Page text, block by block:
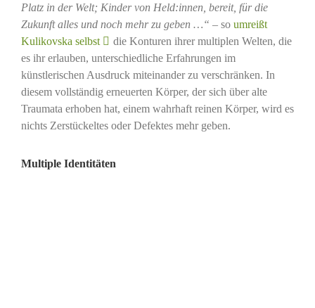
Platz in der Welt; Kinder von Held:innen, bereit, für die
Zukunft alles und noch mehr zu geben …“ – so umreißt
Kulikovska selbst
die Konturen ihrer multiplen Welten, die
es ihr erlauben, unterschiedliche Erfahrungen im
künstlerischen Ausdruck miteinander zu verschränken. In
diesem vollständig erneuerten Körper, der sich über alte
Traumata erhoben hat, einem wahrhaft reinen Körper, wird es
nichts Zerstückeltes oder Defektes mehr geben.
Multiple Identitäten